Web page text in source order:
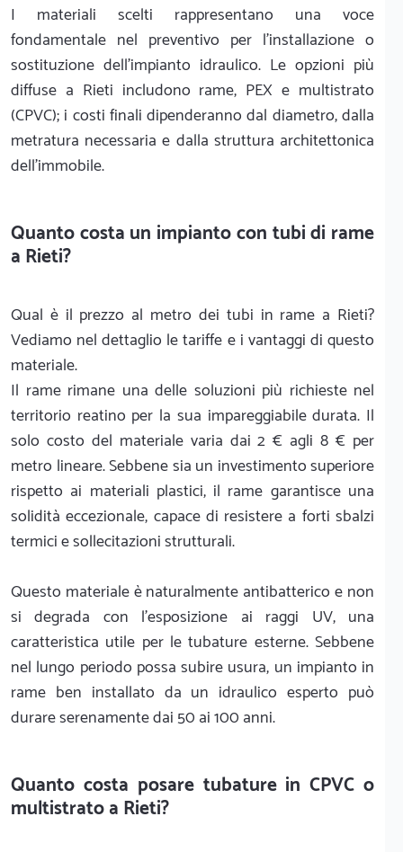
I materiali scelti rappresentano una voce
fondamentale nel preventivo per l'installazione o
sostituzione dell'impianto idraulico. Le opzioni più
diffuse a Rieti includono rame, PEX e multistrato
(CPVC); i costi finali dipenderanno dal diametro, dalla
metratura necessaria e dalla struttura architettonica
dell'immobile.
Quanto costa un impianto con tubi di rame
a Rieti?
Qual è il prezzo al metro dei tubi in rame a Rieti?
Vediamo nel dettaglio le tariffe e i vantaggi di questo
materiale.
Il rame rimane una delle soluzioni più richieste nel
territorio reatino per la sua impareggiabile durata. Il
solo costo del materiale varia dai 2 € agli 8 € per
metro lineare. Sebbene sia un investimento superiore
rispetto ai materiali plastici, il rame garantisce una
solidità eccezionale, capace di resistere a forti sbalzi
termici e sollecitazioni strutturali.
Questo materiale è naturalmente antibatterico e non
si degrada con l'esposizione ai raggi UV, una
caratteristica utile per le tubature esterne. Sebbene
nel lungo periodo possa subire usura, un impianto in
rame ben installato da un idraulico esperto può
durare serenamente dai 50 ai 100 anni.
Quanto costa posare tubature in CPVC o
multistrato a Rieti?